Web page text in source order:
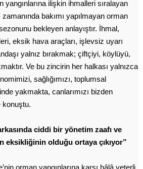
yangınlarına ilişkin ihmalleri sıralayan
bakımı yapılmayan orman
bekleyen anlayıştır. İhmal,
eksik hava araçları, işlevsiz uyarı
yalnız bırakmak; çiftçiyi, köylüyü,
Ve bu zincirin her halkası yalnızca
sağlığımızı, toplumsal
yakmakta, canlarımızı bizden
konuştu.
ciddi bir yönetim zaafı ve
eksikliğinin olduğu ortaya çıkıyor”